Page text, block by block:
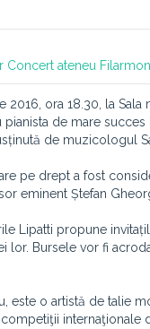
Concert ateneu
2016, ora 18.30, la
de mare succes
de muzicologul
pe drept a fost
eminent Ștefan
Lipatti propune
lor. Bursele vor fi
este o artistă de talie
internaţionale